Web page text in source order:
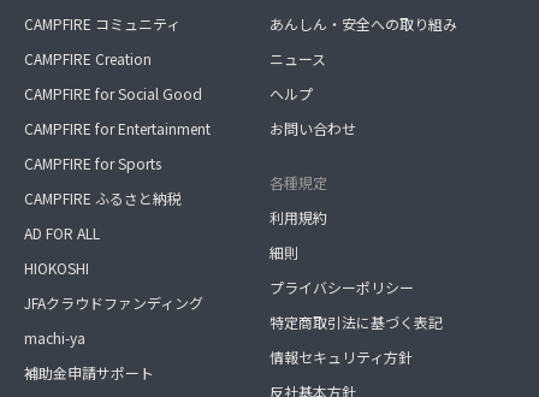
CAMPFIRE コミュニティ
CAMPFIRE Creation
CAMPFIRE for Social Good
CAMPFIRE for Entertainment
CAMPFIRE for Sports
CAMPFIRE ふるさと納税
AD FOR ALL
HIOKOSHI
JFAクラウドファンディング
machi-ya
補助金申請サポート
あんしん・安全への取り組み
ニュース
ヘルプ
お問い合わせ
各種規定
利用規約
細則
プライバシーポリシー
特定商取引法に基づく表記
情報セキュリティ方針
反社基本方針